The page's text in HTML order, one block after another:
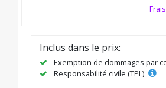
Inclus dans le prix:
Exemption de dommages par
Responsabilité civile (TPL)